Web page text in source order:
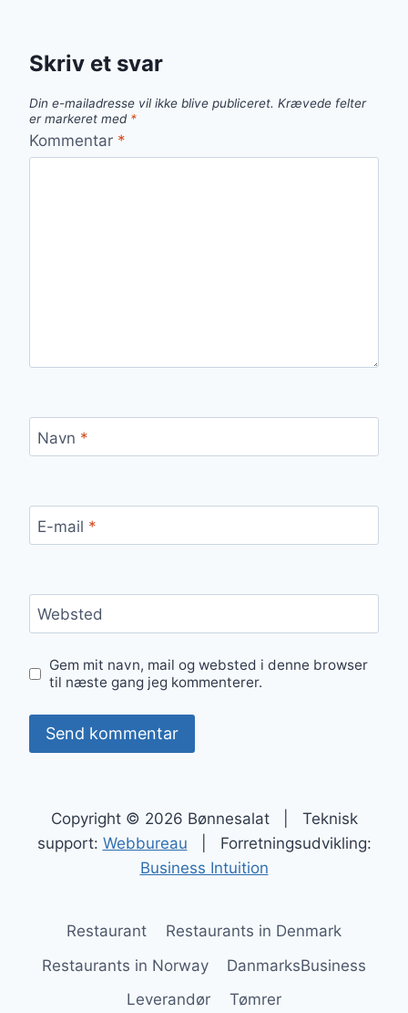
Skriv et svar
Din e-mailadresse vil ikke blive publiceret. Krævede felter
er markeret med *
Kommentar *
Navn *
E-mail *
Websted
Gem mit navn, mail og websted i denne browser
til næste gang jeg kommenterer.
Copyright © 2026 Bønnesalat | Teknisk
support: Webbureau | Forretningsudvikling:
Business Intuition
Restaurant
Restaurants in Denmark
Restaurants in Norway
DanmarksBusiness
Leverandør
Tømrer